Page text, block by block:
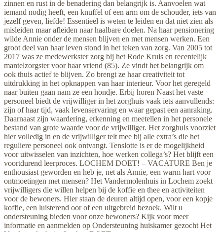
zinnen en rust in de benadering dan belangrijk is. Aanvoelen wat
iemand nodig heeft, een knuffel of een arm om de schouder, iets van
jezelf geven, liefde! Essentieel is weten te leiden en dat niet zien als
misleiden maar afleiden naar haalbare doelen. Na haar pensionering
wilde Annie onder de mensen blijven en met mensen werken. Een
groot deel van haar leven stond in het teken van zorg. Van 2005 tot
2017 was ze medewerkster zorg bij het Rode Kruis en recentelijk
mantelzorgster voor haar vriend (85). Ze vindt het belangrijk om
ook thuis actief te blijven. Zo brengt ze haar creativiteit tot
uitdrukking in het opknappen van haar interieur. Voor het geregeld
naar buiten gaan nam ze een hondje. Erbij horen Naast het vaste
personeel biedt de vrijwilliger in het zorghuis vaak iets aanvullends:
zijn of haar tijd, vaak levenservaring en waar gepast een aanraking.
Daarnaast zijn waardering, erkenning en meetellen in het personele
bestand van grote waarde voor de vrijwilliger. Het zorghuis voorziet
hier volledig in en de vrijwilliger telt mee bij alle extra’s die het
reguliere personeel ook ontvangt. Tenslotte is er de mogelijkheid
voor uitwisselen van inzichten, hoe werken collega’s? Het blijft een
voortdurend leerproces. LOCHEM DOET! – VACATURE Ben je
enthousiast geworden en heb je, net als Annie, een warm hart voor
ontmoetingen met mensen? Het Vandermolenhuis in Lochem zoekt
vrijwilligers die willen helpen bij de koffie en thee en activiteiten
voor de bewoners. Hier staan de deuren altijd open, voor een kopje
koffie, een luisterend oor of een uitgebreid bezoek. Wilt u
ondersteuning bieden voor onze bewoners? Kijk voor meer
informatie en aanmelden op Ondersteuning huiskamer gezocht Het